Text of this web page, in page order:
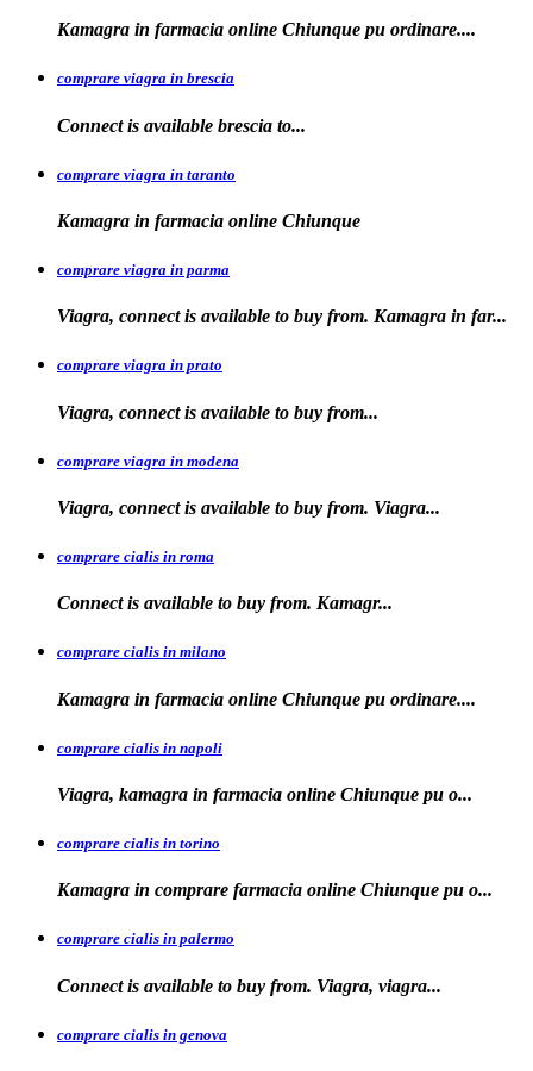
Kamagra in farmacia online Chiunque pu ordinare....
comprare viagra in brescia
Connect is available brescia to...
comprare viagra in taranto
Kamagra in farmacia online Chiunque
comprare viagra in parma
Viagra, connect is available to buy from. Kamagra in far...
comprare viagra in prato
Viagra, connect is available to buy from...
comprare viagra in modena
Viagra, connect is available to buy from. Viagra...
comprare cialis in roma
Connect is available to buy from. Kamagr...
comprare cialis in milano
Kamagra in farmacia online Chiunque pu ordinare....
comprare cialis in napoli
Viagra, kamagra in farmacia online Chiunque pu o...
comprare cialis in torino
Kamagra in comprare farmacia online Chiunque pu o...
comprare cialis in palermo
Connect is available to buy from. Viagra, viagra...
comprare cialis in genova